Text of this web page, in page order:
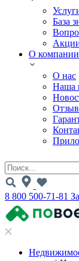
База
О компании
О нас
Наша
8 800 500-71-81